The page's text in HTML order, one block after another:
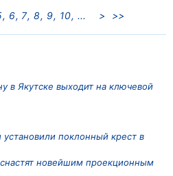
в Якутске выходит на ключевой
поклонный крест в
новейшим проекционным
6 7 8 9 10 > >>